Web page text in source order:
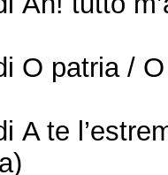
O patria /
A te